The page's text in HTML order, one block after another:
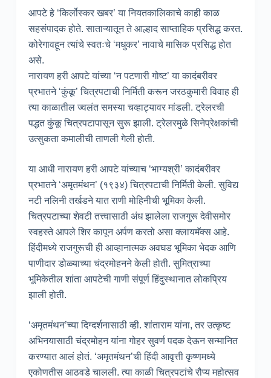
आपटे हे ‘किर्लोस्कर खबर’ या नियतकालिकाचे काही काळ
सहसंपादक होते. साताऱ्यातून ते आल्हाद साप्ताहिक प्रसिद्ध करत.
कोरेगावहून त्यांचे स्वतःचे ‘मधुकर’ नावाचे मासिक प्रसिद्ध होत
असे.
नारायण हरी आपटे यांच्या ‘न पटणारी गोष्ट’ या कादंबरीवर
प्रभातने ‘कुंकू’ चित्रपटाची निर्मिती करून जरठकुमारी विवाह ही
त्या काळातील ज्वलंत समस्या चव्हाट्यावर मांडली. ट्रेलरची
पद्धत कुंकू चित्रपटापासून सुरू झाली. ट्रेलरमुळे सिनेप्रेक्षकांची
उत्सुकता कमालीची ताणली गेली होती.
या आधी नारायण हरी आपटे यांच्याच ‘भाग्यश्री’ कादंबरीवर
प्रभातने ‘अमृतमंथन’ (१९३४) चित्रपटाची निर्मिती केली. सुविद्य
नटी नलिनी तर्खडने यात राणी मोहिनीची भूमिका केली.
चित्रपटाच्या शेवटी तत्त्वासाठी अंध झालेला राजगुरू देवीसमोर
स्वहस्ते आपले शिर कापून अर्पण करतो असा क्लायमॅक्स आहे.
हिंदीमध्ये राजगुरूची ही आव्हानात्मक अवघड भूमिका भेदक आणि
पाणीदार डोळ्याच्या चंद्रमोहनने केली होती. सुमित्राच्या
भूमिकेतील शांता आपटेची गाणी संपूर्ण हिंदुस्थानात लोकप्रिय
झाली होती.
‘अमृतमंथन’च्या दिग्दर्शनासाठी व्ही. शांताराम यांना, तर उत्कृष्ट
अभिनयासाठी चंद्रमोहन यांना गोहर सुवर्ण पदक देऊन सन्मानित
करण्यात आलं होतं. ‘अमृतमंथन’ची हिंदी आवृत्ती कृष्णमध्ये
एकोणतीस आठवडे चालली. त्या काळी चित्रपटांचे रौप्य महोत्सव